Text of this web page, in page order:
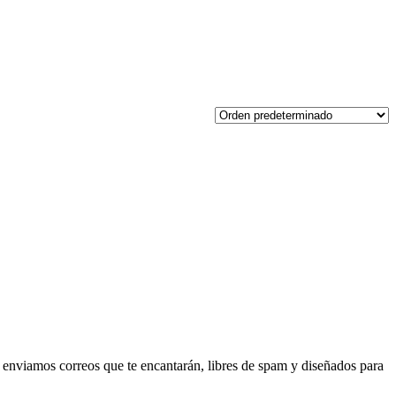
correos que te encantarán, libres de spam y diseñados para